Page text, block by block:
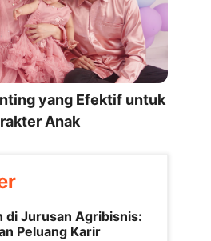
yang Efektif untuk
Anak
di Jurusan Agribisnis:
Peluang Karir